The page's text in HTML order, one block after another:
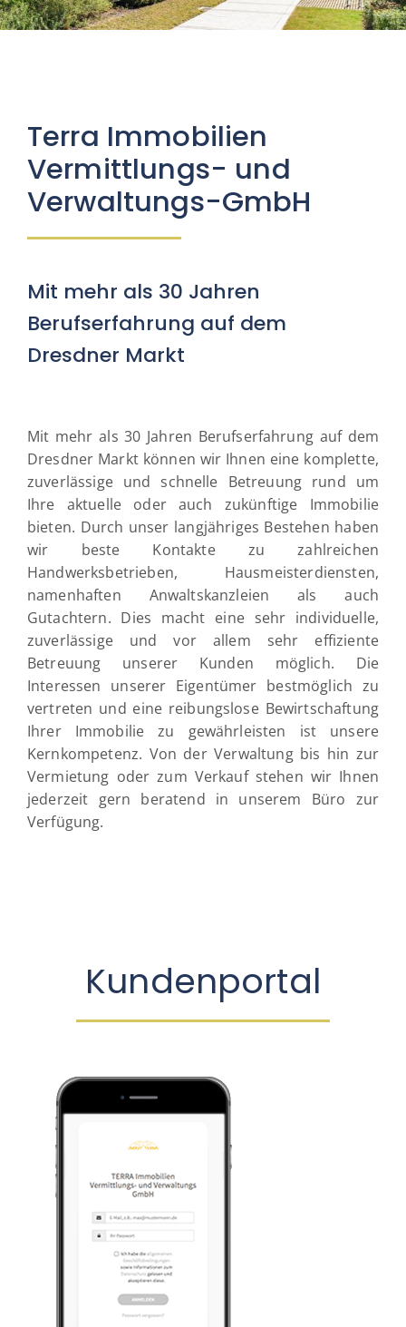
Kundenportal
Terra Immobilien
Vermittlungs- und
Verwaltungs-GmbH
Mit mehr als 30 Jahren
Berufserfahrung auf dem
Dresdner Markt
Mit mehr als 30 Jahren Berufserfahrung auf dem
Dresdner Markt können wir Ihnen eine komplette,
zuverlässige und schnelle Betreuung rund um
Ihre aktuelle oder auch zukünftige Immobilie
bieten. Durch unser langjähriges Bestehen haben
wir beste Kontakte zu zahlreichen
Handwerksbetrieben, Hausmeisterdiensten,
namenhaften Anwaltskanzleien als auch
Gutachtern. Dies macht eine sehr individuelle,
zuverlässige und vor allem sehr effiziente
Betreuung unserer Kunden möglich. Die
Interessen unserer Eigentümer bestmöglich zu
vertreten und eine reibungslose Bewirtschaftung
Ihrer Immobilie zu gewährleisten ist unsere
Kernkompetenz. Von der Verwaltung bis hin zur
Vermietung oder zum Verkauf stehen wir Ihnen
jederzeit gern beratend in unserem Büro zur
Verfügung.
Kundenportal